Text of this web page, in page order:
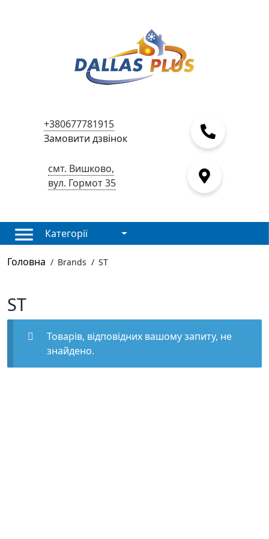
+380677781915
Замовити дзвінок
смт. Вишково,
вул. Гормот 35
Категорії
Головна / Brands / ST
ST
Товарів, відповідних вашому запиту, не
знайдено.